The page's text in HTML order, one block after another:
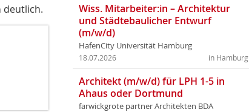
deutlich.
Wiss. Mitarbeiter:in – Architektur
und Städtebaulicher Entwurf
(m/w/d)
HafenCity Universität Hamburg
in Hamburg
18.07.2026
Architekt (m/w/d) für LPH 1-5 in
Ahaus oder Dortmund
farwickgrote partner Architekten BDA